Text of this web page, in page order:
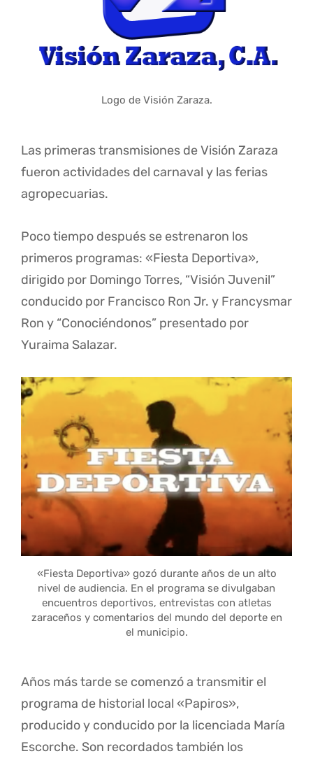
Logo de Visión Zaraza.
Las primeras transmisiones de Visión Zaraza
fueron actividades del carnaval y las ferias
agropecuarias.
Poco tiempo después se estrenaron los
primeros programas: «Fiesta Deportiva»,
dirigido por Domingo Torres, “Visión Juvenil”
conducido por Francisco Ron Jr. y Francysmar
Ron y “Conociéndonos” presentado por
Yuraima Salazar.
«Fiesta Deportiva» gozó durante años de un alto
nivel de audiencia. En el programa se divulgaban
encuentros deportivos, entrevistas con atletas
zaraceños y comentarios del mundo del deporte en
el municipio.
Años más tarde se comenzó a transmitir el
programa de historial local «Papiros»,
producido y conducido por la licenciada María
Escorche. Son recordados también los